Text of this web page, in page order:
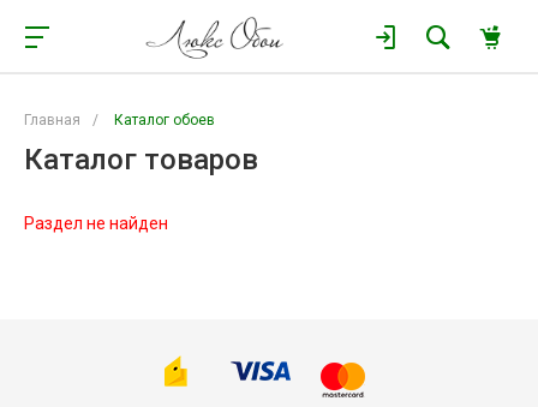
Главная / Каталог обоев
Каталог товаров
Раздел не найден